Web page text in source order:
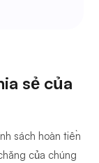
sẻ của
sách hoàn tiền
của chúng